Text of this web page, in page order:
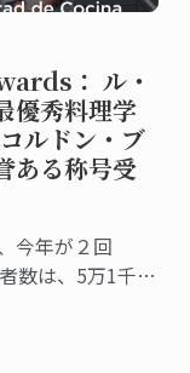
： ル・
優秀料理学
ルドン・ブ
ある称号受
今年が２回
数は、5万1千人
おける受賞